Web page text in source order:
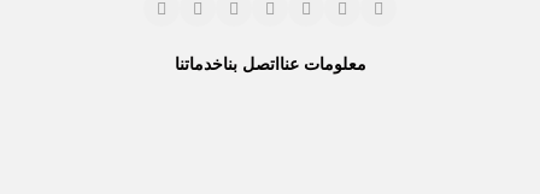
معلومات عنا اتصل بناخدماتنا